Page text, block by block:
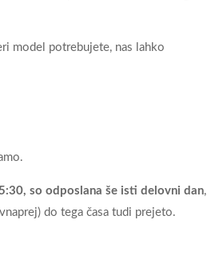
model potrebujete, nas lahko
so odposlana še isti delovni dan,
do tega časa tudi prejeto.